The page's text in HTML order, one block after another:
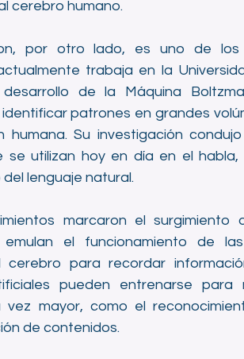
cerebro humano.
por otro lado, es uno de los
trabaja en la
de la Máquina
patrones en grandes
humana. Su investigación
se utilizan hoy en día en el
lenguaje natural.
marcaron el surgimiento
el funcionamiento de
cerebro para recordar
pueden entrenarse
vez mayor, como el
de contenidos.